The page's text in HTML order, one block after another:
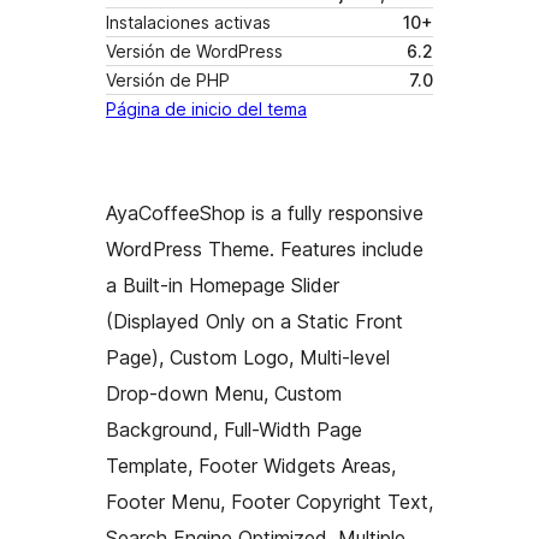
Instalaciones activas
10+
Versión de WordPress
6.2
Versión de PHP
7.0
Página de inicio del tema
AyaCoffeeShop is a fully responsive
WordPress Theme. Features include
a Built-in Homepage Slider
(Displayed Only on a Static Front
Page), Custom Logo, Multi-level
Drop-down Menu, Custom
Background, Full-Width Page
Template, Footer Widgets Areas,
Footer Menu, Footer Copyright Text,